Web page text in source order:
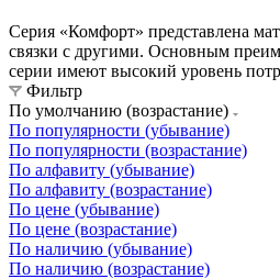
Серия «Комфорт» представлена
связки с другими. Основным
серии имеют высокий уровень
Фильтр
По умолчанию (возрастание)
По популярности (убывание)
По популярности (возрастание)
По алфавиту (убывание)
По алфавиту (возрастание)
По цене (убывание)
По цене (возрастание)
По наличию (убывание)
По наличию (возрастание)